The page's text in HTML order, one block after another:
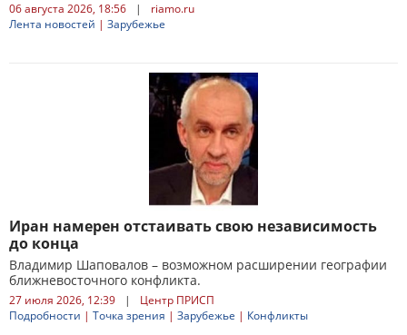
06 августа 2026, 18:56 |
riamo.ru
Лента новостей | Зарубежье
Иран намерен отстаивать свою независимость
до конца
Владимир Шаповалов – возможном расширении географии
ближневосточного конфликта.
27 июля 2026, 12:39 |
Центр ПРИСП
Подробности | Точка зрения | Зарубежье | Конфликты